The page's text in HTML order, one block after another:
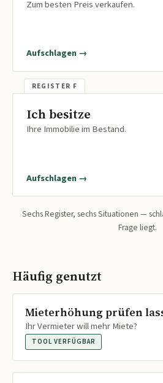
Zum besten Preis verkaufen.
Aufschlagen →
Ich besitze
Ihre Immobilie im Bestand.
Aufschlagen →
Sechs Register, sechs Situationen —
Frage liegt.
Häufig genutzt
Mieterhöhung prüfen
Ihr Vermieter will mehr Miete?
TOOL VERFÜGBAR